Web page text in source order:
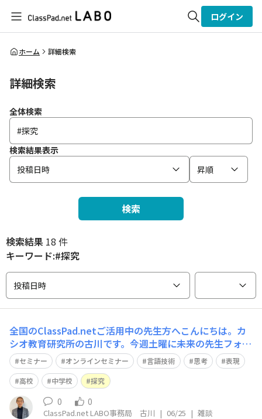
全体検索
ログイン
ホーム 詳細検索
詳細検索
全体検索
検索結果表示
投稿日時
昇順
検索
検索結果 18 件
キーワード:#探究
投稿日時
全国のClassPad.netご活用中の先生方へこんにちは。カ
シオ教育研究所の古川です。今週土曜に未来の先生フォー
ラムセミナーが開催されます。言語技術の専門家である三
森ゆりか先生をお招きし、生徒の「思考」と「表現」を、
有機的に繋いでいくための指導のヒントを実務と理論の両
面でお話いただきます。昨今急増
セミナー オンラインセミナー 言語技術 思考
表現
高校
中学校 探究
0 0
ClassPad.net LABO事務局 古川 | 06/25 | 雑談